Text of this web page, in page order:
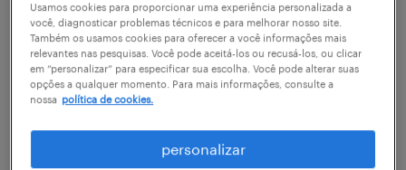
Identificação e atração de talentos de alta
performance através de uma curadoria
técnica rigorosa e ágil. Com recrutadores
especialistas no mercado digital, conectamos
a sua empresa a profissionais que possuem o
fit cultural e as hard skills exatas para
Usamos cookies para proporcionar uma experiência personalizada a
você, diagnosticar problemas técnicos e para melhorar nosso site.
Também os usamos cookies para oferecer a você informações mais
relevantes nas pesquisas. Você pode aceitá-los ou recusá-los, ou clicar
em “personalizar” para especificar sua escolha. Você pode alterar suas
opções a qualquer momento. Para mais informações, consulte a
nossa política de cookies.
personalizar